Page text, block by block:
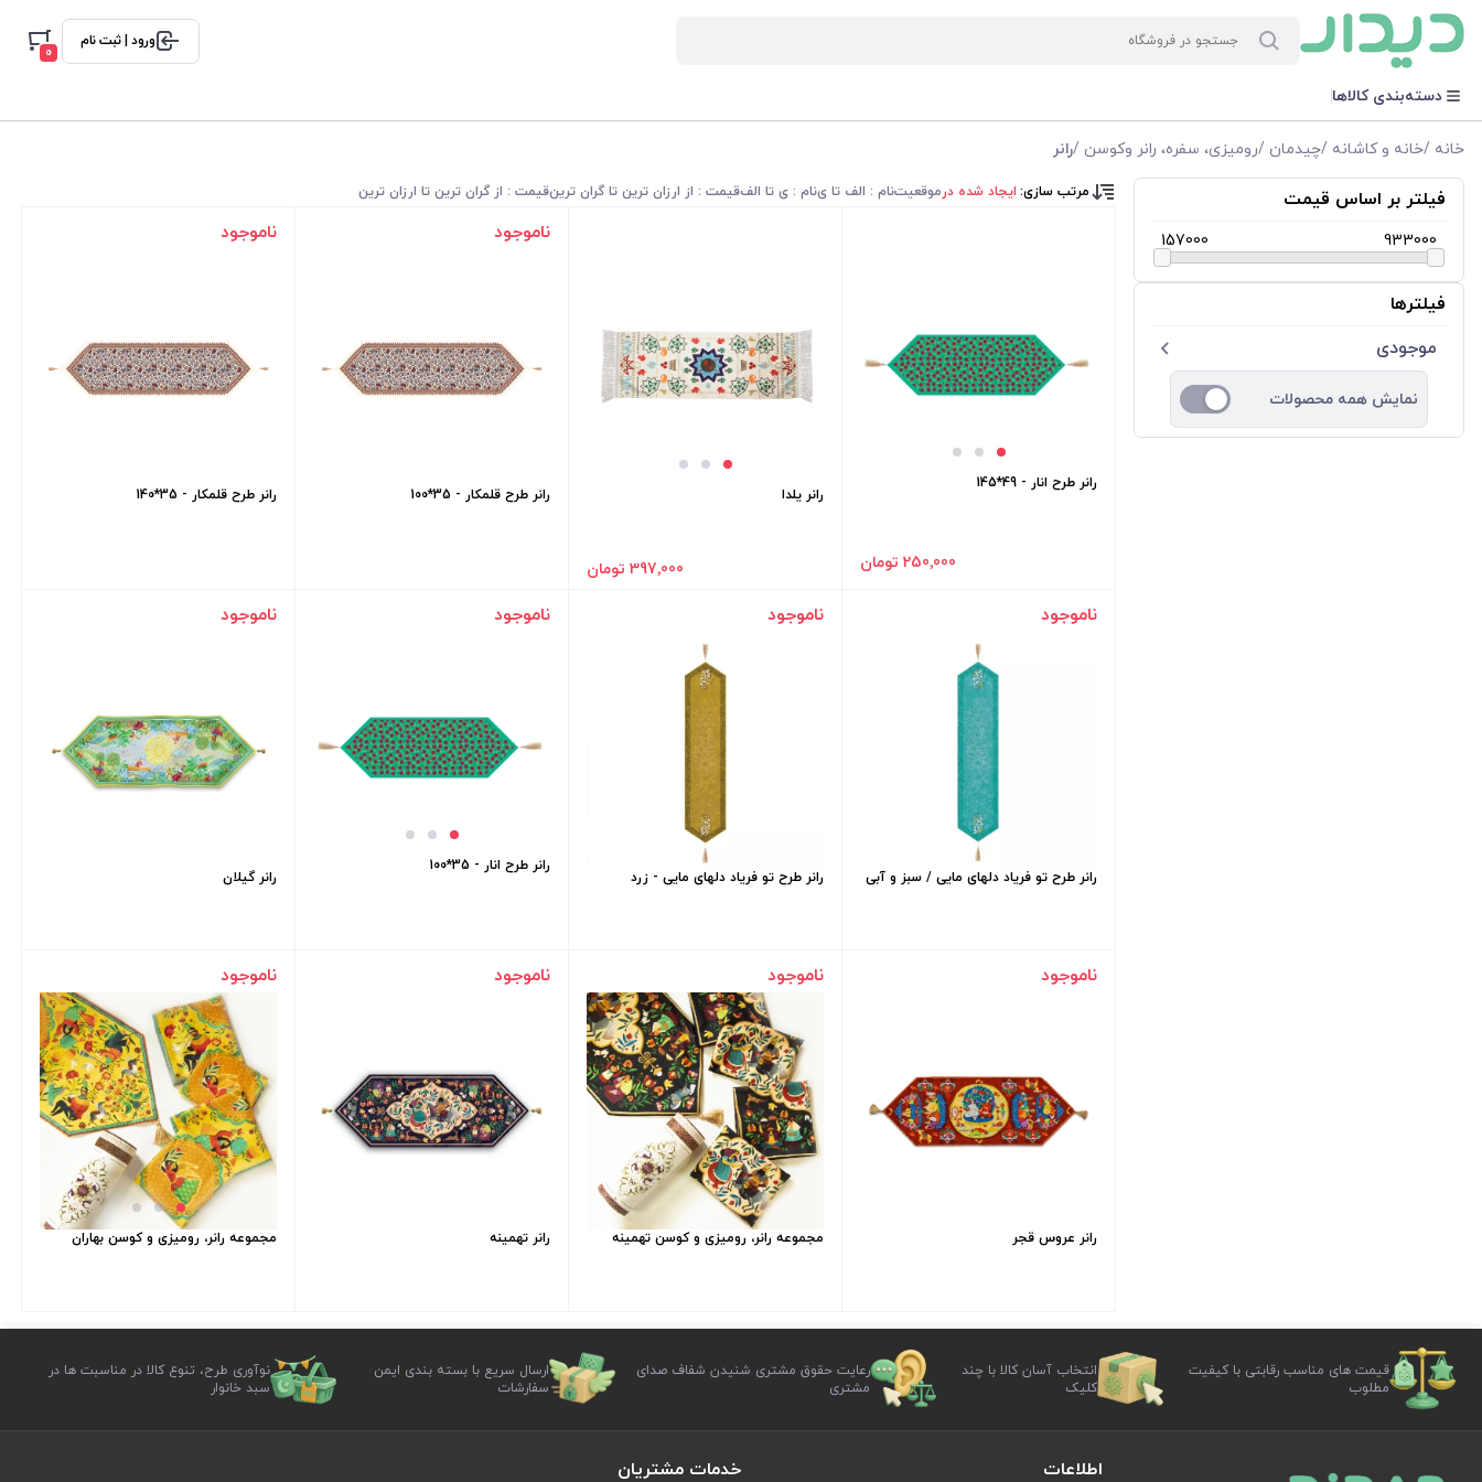
ورود | ثبت نام
0
دسته‌بندی کالاها
خانه /خانه و کاشانه /چیدمان /رومیزی، سفره، رانر وکوسن /رانر
فیلتر بر اساس قیمت
157000 933000
فیلترها
موجودی
نمایش همه محصولات
مرتب سازی: ایجاد شده درموقعیتنام : الف تا ینام : ی تا الفقیمت : از ارزان ترین تا گران ترینقیمت : از گران ترین تا ارزان ترین
رانر طرح انار - 49*145
250٬000 تومان
رانر یلدا
397٬000 تومان
ناموجود
رانر طرح قلمکار - 35*100
ناموجود
رانر طرح قلمکار - 35*140
ناموجود
رانر طرح تو فریاد دلهای مایی / سبز و آبی
ناموجود
رانر طرح تو فریاد دلهای مایی - زرد
ناموجود
رانر طرح انار - 35*100
ناموجود
رانر گیلان
ناموجود
رانر عروس قجر
ناموجود
مجموعه رانر، رومیزی و کوسن تهمینه
ناموجود
رانر تهمینه
ناموجود
مجموعه رانر، رومیزی و کوسن بهاران
قیمت های مناسب رقابتی با کیفیت
مطلوب
انتخاب آسان کالا با چند
کلیک
رعایت حقوق مشتری شنیدن شفاف صدای
مشتری
ارسال سریع با بسته بندی ایمن
سفارشات
نوآوری طرح، تنوع کالا در مناسبت ها در
سبد خانوار
اطلاعات خدمات مشتریان